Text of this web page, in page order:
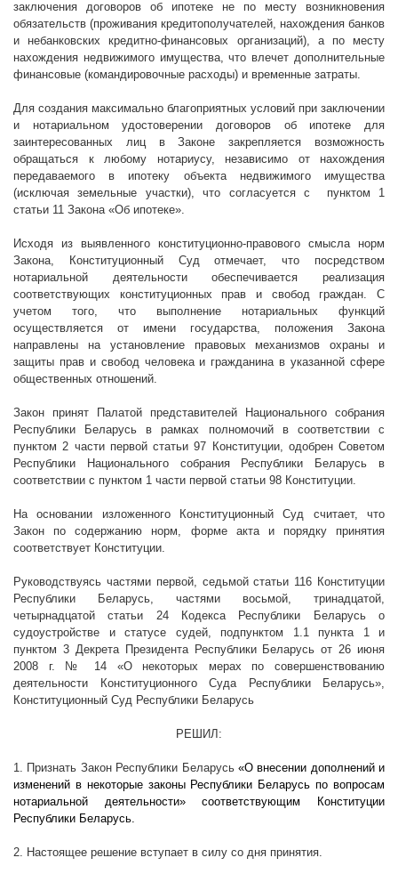
заключения договоров об ипотеке не по месту возникновения
обязательств (проживания кредитополучателей, нахождения банков
и небанковских кредитно-финансовых организаций), а по месту
нахождения недвижимого имущества, что влечет дополнительные
финансовые (командировочные расходы) и временные затраты.
Для создания максимально благоприятных условий при заключении
и нотариальном удостоверении договоров об ипотеке для
заинтересованных лиц в Законе закрепляется возможность
обращаться к любому нотариусу, независимо от нахождения
передаваемого в ипотеку объекта недвижимого имущества
(исключая земельные участки), что согласуется с
пунктом 1
статьи 11 Закона «Об ипотеке».
Исходя из выявленного конституционно-правового смысла норм
Закона, Конституционный Суд отмечает, что посредством
нотариальной деятельности обеспечивается реализация
соответствующих конституционных прав и свобод граждан. С
учетом того, что выполнение нотариальных функций
осуществляется от имени государства, положения Закона
направлены на установление правовых механизмов охраны и
защиты прав и свобод человека и гражданина в указанной сфере
общественных отношений.
Закон принят Палатой представителей Национального собрания
Республики Беларусь в рамках полномочий в соответствии с
пунктом 2 части первой статьи 97 Конституции, одобрен Советом
Республики Национального собрания Республики Беларусь в
соответствии с пунктом 1 части первой статьи 98 Конституции.
На основании изложенного Конституционный Суд считает, что
Закон по содержанию норм, форме акта и порядку принятия
соответствует Конституции.
Руководствуясь частями первой, седьмой статьи 116 Конституции
Республики Беларусь, частями восьмой, тринадцатой,
четырнадцатой статьи 24 Кодекса Республики Беларусь о
судоустройстве и статусе судей, подпунктом 1.1 пункта 1 и
пунктом 3 Декрета Президента Республики Беларусь от 26 июня
2008 г. № 14 «О некоторых мерах по совершенствованию
деятельности Конституционного Суда Республики Беларусь»,
Конституционный Суд Республики Беларусь
РЕШИЛ:
1. Признать Закон Республики Беларусь «О внесении дополнений и
изменений в некоторые законы Республики Беларусь по вопросам
нотариальной деятельности» соответствующим Конституции
Республики Беларусь.
2. Настоящее решение вступает в силу со дня принятия.